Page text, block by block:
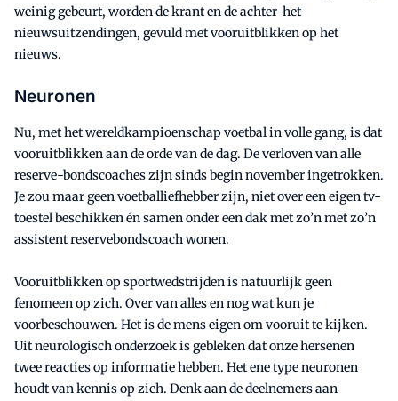
weinig gebeurt, worden de krant en de achter-het-
nieuwsuitzendingen, gevuld met vooruitblikken op het
nieuws.
Neuronen
Nu, met het wereldkampioenschap voetbal in volle gang, is dat
vooruitblikken aan de orde van de dag. De verloven van alle
reserve-bondscoaches zijn sinds begin november ingetrokken.
Je zou maar geen voetballiefhebber zijn, niet over een eigen tv-
toestel beschikken én samen onder een dak met zo’n met zo’n
assistent reservebondscoach wonen.
Vooruitblikken op sportwedstrijden is natuurlijk geen
fenomeen op zich. Over van alles en nog wat kun je
voorbeschouwen. Het is de mens eigen om vooruit te kijken.
Uit neurologisch onderzoek is gebleken dat onze hersenen
twee reacties op informatie hebben. Het ene type neuronen
houdt van kennis op zich. Denk aan de deelnemers aan